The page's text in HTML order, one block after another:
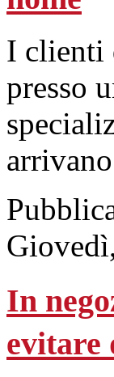
I clienti
presso
In
evitare